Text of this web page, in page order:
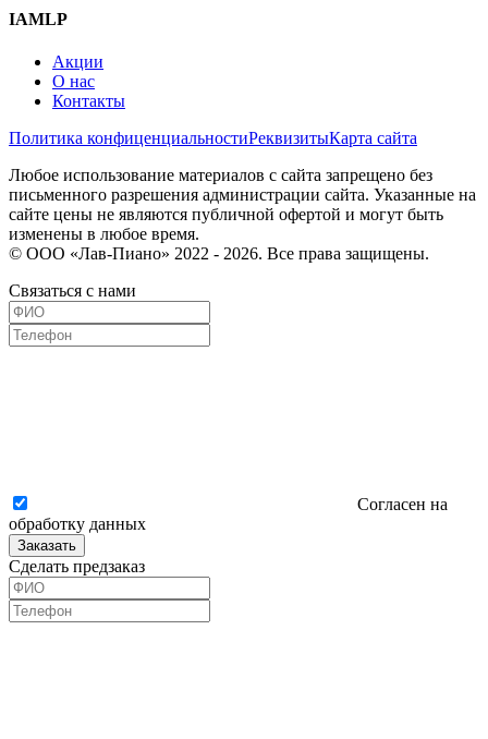
IAMLP
Акции
О нас
Контакты
Политика конфиценциальностиРеквизитыКарта сайта
Любое использование материалов с сайта запрещено без
письменного разрешения администрации сайта. Указанные на
сайте цены не являются публичной офертой и могут быть
изменены в любое время.
© ООО «Лав-Пиано» 2022 - 2026. Все права защищены.
Связаться с нами
Согласен на
обработку данных
Заказать
Сделать предзаказ